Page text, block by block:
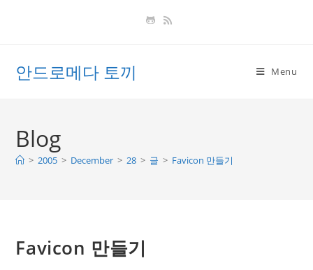
안드로메다 토끼 Menu
Blog
> 2005 > December > 28 > 글 > Favicon 만들기
Favicon 만들기